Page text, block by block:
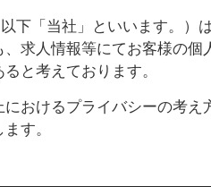
下「当社」といいます。）
求人情報等にてお客様の
と考えております。
おけるプライバシーの考
す。